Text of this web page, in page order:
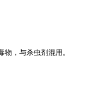
，与杀虫剂混用。